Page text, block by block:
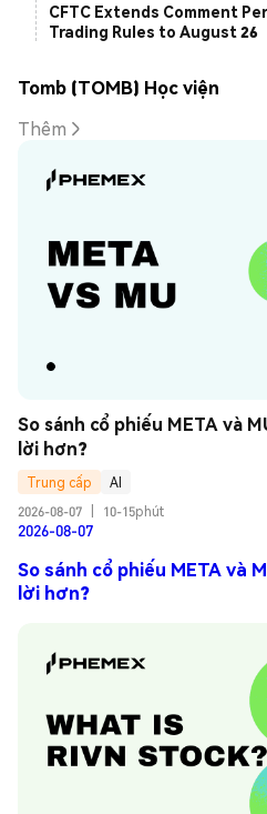
CFTC Extends Comment
Trading Rules to August 26
Tomb (TOMB) Học viện
Thêm
So sánh cổ phiếu META và
lời hơn?
Trung cấp
AI
2026-08-07
10-15phút
2026-08-07
So sánh cổ phiếu META và
lời hơn?